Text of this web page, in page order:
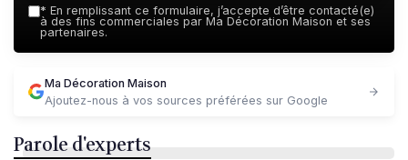
* En remplissant ce formulaire, j’accepte d’être contacté(e)
à des fins commerciales par Ma Décoration Maison et ses
partenaires.
Ma Décoration Maison
Ajoutez-nous à vos sources préférées sur Google
Parole d'experts